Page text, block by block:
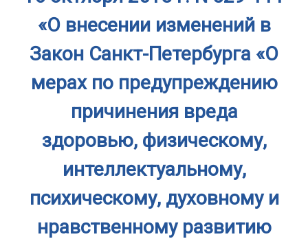
«О внесении изменений в
Закон Санкт-Петербурга «О
мерах по предупреждению
причинения вреда
здоровью, физическому,
интеллектуальному,
психическому, духовному и
нравственному развитию